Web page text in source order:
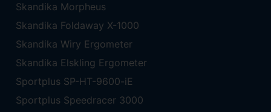
Skandika Morpheus
Skandika Foldaway X-1000
Skandika Wiry Ergometer
Skandika Elskling Ergometer
Sportplus SP-HT-9600-iE
Sportplus Speedracer 3000